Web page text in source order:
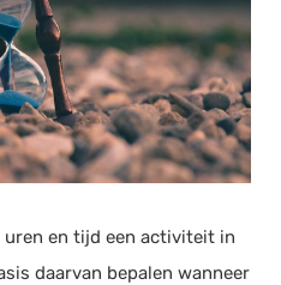
en tijd een activiteit in
daarvan bepalen wanneer